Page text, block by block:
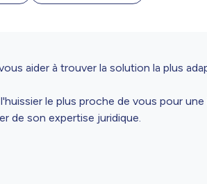
aider à trouver la solution la plus
le plus proche de vous pour
de son expertise juridique.